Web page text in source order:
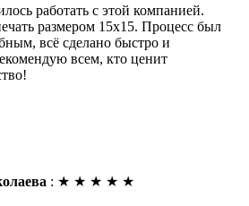
работать с этой компанией.
размером 15х15. Процесс был
всё сделано быстро и
всем, кто ценит
: ★ ★ ★ ★ ★